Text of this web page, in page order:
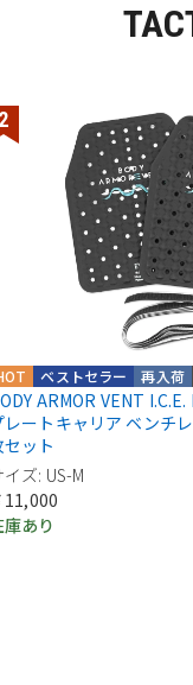
再入荷
ベストセラー
ARMOR VENT
レートキャリア ベンチ
セット
イズ: US-M
11,000
庫あり